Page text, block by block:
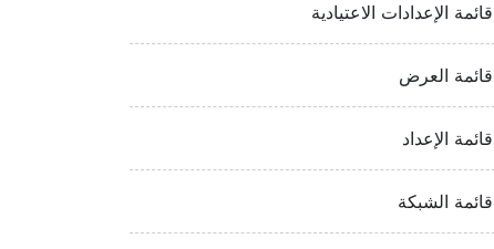
قائمة الإعدادات الاعتيادية
قائمة العرض
قائمة الإعداد
قائمة الشبكة